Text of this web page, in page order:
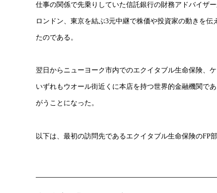
仕事の関係で先乗りしていた信託銀行の財務アドバイザ
ロンドン、東京を結ぶ3元中継で株価や投資家の動きを
たのである。
翌日からニューヨーク市内でのエクイタブル生命保険、
いずれもウオール街近くに本店を持つ世界的金融機関で
がうことになった。
以下は、最初の訪問先であるエクイタブル生命保険のFP